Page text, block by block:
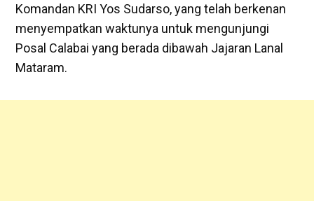
Komandan KRI Yos Sudarso, yang telah berkenan
menyempatkan waktunya untuk mengunjungi
Posal Calabai yang berada dibawah Jajaran Lanal
Mataram.